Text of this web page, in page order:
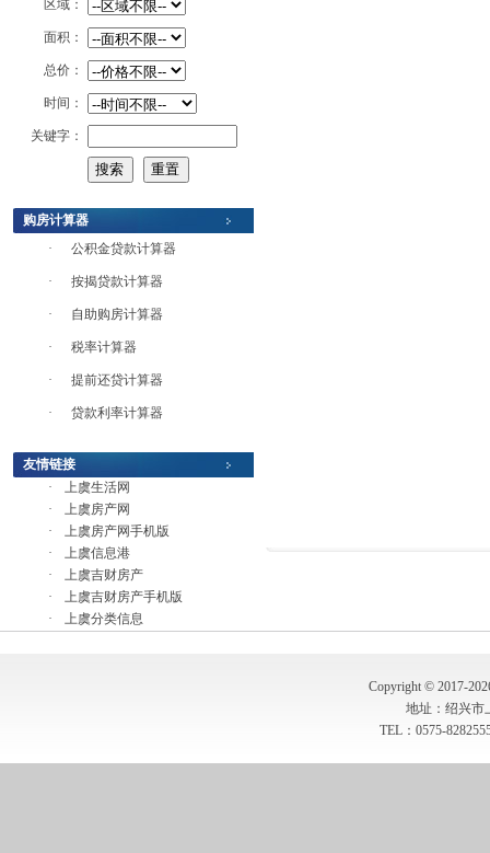
区域：
面积：
总价：
时间：
关键字：
购房计算器
·
公积金贷款计算器
· 按揭贷款计算器
· 自助购房计算器
· 税率计算器
· 提前还贷计算器
· 贷款利率计算器
友情链接
·
上虞生活网
·
上虞房产网
·
上虞房产网手机版
·
上虞信息港
·
上虞吉财房产
·
上虞吉财房产手机版
·
上虞分类信息
Copyright © 2017-
地址：绍兴市
TEL：0575-